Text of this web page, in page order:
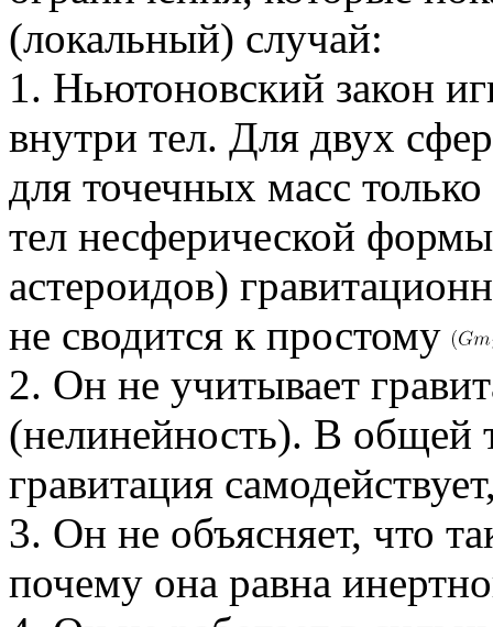
(локальный) случай:
1. Ньютоновский закон
внутри тел. Для двух
для точечных масс
тел несферической
астероидов)
не сводится к простому
2. Он не учитывает
(нелинейность). В общей
гравитация
3. Он не объясняет, что
почему она равна